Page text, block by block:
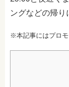
ングなどの帰
※本記事にはプロ